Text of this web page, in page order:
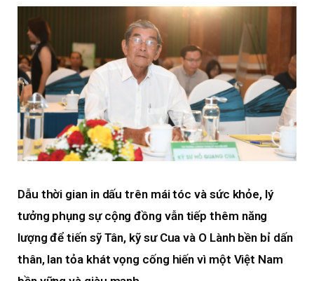
Dẫu thời gian in dấu trên mái tóc và sức khỏe, lý
tưởng phụng sự cộng đồng vẫn tiếp thêm năng
lượng để tiến sỹ Tân, kỹ sư Cua và O Lành bền bỉ dấn
thân, lan tỏa khát vọng cống hiến vì một Việt Nam